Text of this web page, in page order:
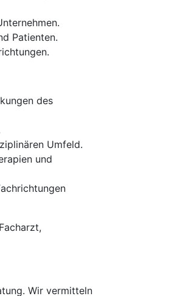
Patienten.
des
Umfeld.
und
Wir vermitteln